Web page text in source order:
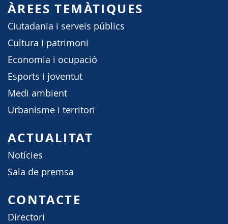
ÀREES TEMÀTIQUES
Ciutadania i serveis públics
Cultura i patrimoni
Economia i ocupació
Esports i joventut
Medi ambient
Urbanisme i territori
ACTUALITAT
Notícies
Sala de premsa
CONTACTE
Directori